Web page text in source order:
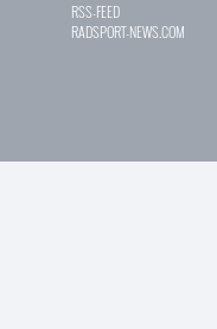
RSS-FEED
RADSPORT-NEWS.COM